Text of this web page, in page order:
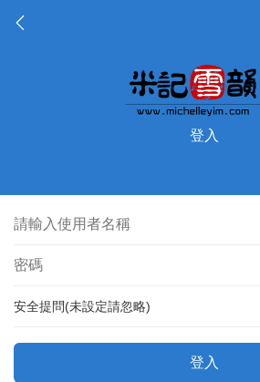
登入
安全提問(未設定請忽略)
登入